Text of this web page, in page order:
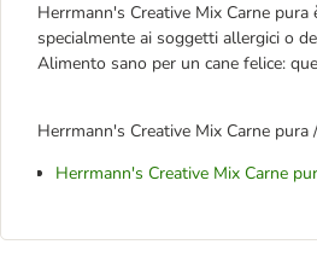
Herrmann's Creative Mix Carne
specialmente ai soggetti allergici o
Alimento sano per un cane felice:
Herrmann's Creative Mix Carne
Herrmann's Creative Mix Carne